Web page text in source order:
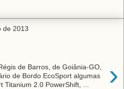
de 2013
›
de Barros, de Goiânia-GO,
de Bordo EcoSport algumas
Titanium 2.0 PowerShift, ...